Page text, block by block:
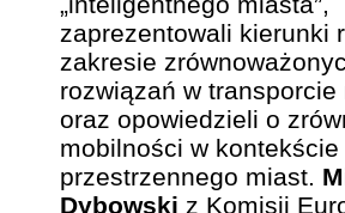
zaprezentowali kierunki
zakresie
rozwiązań w transporcie
oraz opowiedzieli o
mobilności w kontekście
przestrzennego miast.
Dybowski z Komisji